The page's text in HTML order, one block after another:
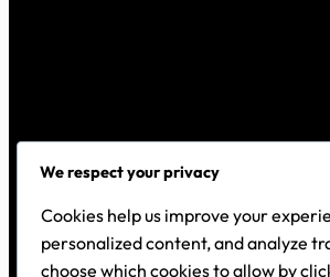
We respect your privacy
Cookies help us improve your
personalized content, and analyze
choose which cookies to allow by